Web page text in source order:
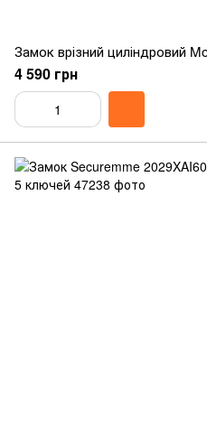
Замок врізний циліндровий
4 590 грн